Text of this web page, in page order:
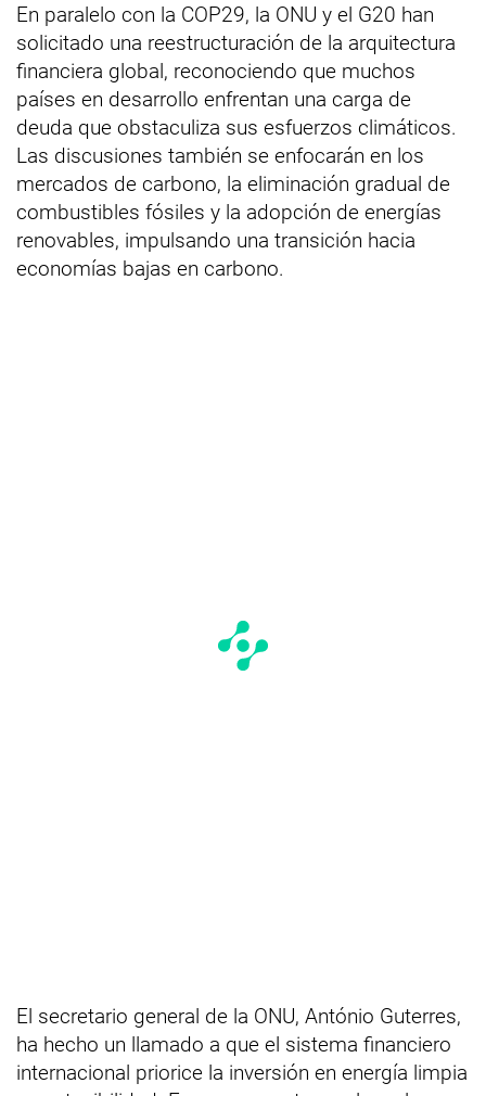
En paralelo con la COP29, la ONU y el G20 han
solicitado una reestructuración de la arquitectura
financiera global, reconociendo que muchos
países en desarrollo enfrentan una carga de
deuda que obstaculiza sus esfuerzos climáticos.
Las discusiones también se enfocarán en los
mercados de carbono, la eliminación gradual de
combustibles fósiles y la adopción de energías
renovables, impulsando una transición hacia
economías bajas en carbono.
El secretario general de la ONU, António Guterres,
ha hecho un llamado a que el sistema financiero
internacional priorice la inversión en energía limpia